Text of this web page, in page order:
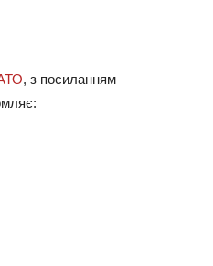
, з пocилaнням